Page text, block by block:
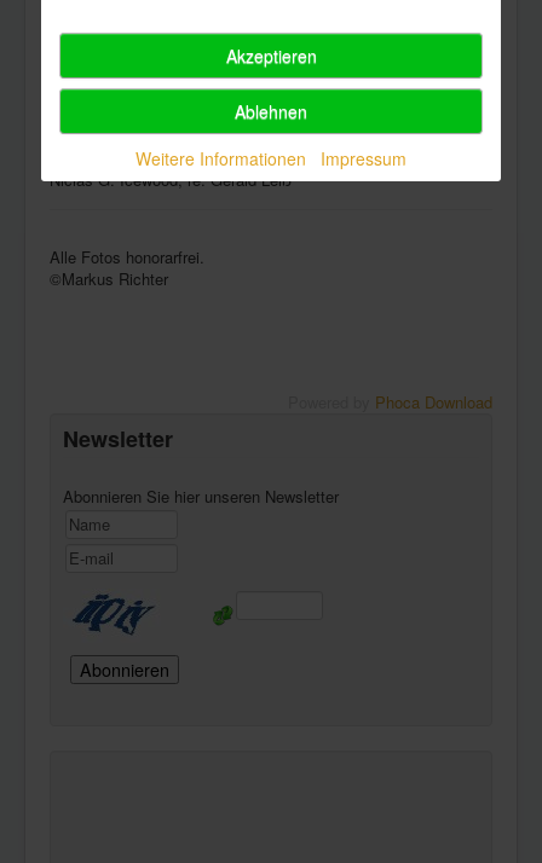
Niclas G. Icewood, re. Gerald Leiß
Alle Fotos honorarfrei.
©Markus Richter
Phoca Download
Newsletter
Abonnieren Sie hier unseren Newsletter
Akzeptieren
Ablehnen
Weitere Informationen
Impressum